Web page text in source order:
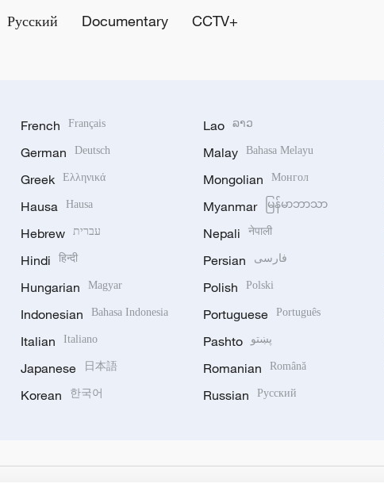
Русский Documentary CCTV+
French Français
German Deutsch
Greek Ελληνικά
Hausa Hausa
Hebrew עברית
Hindi हिन्दी
Hungarian Magyar
Indonesian Bahasa Indonesia
Italian Italiano
Japanese 日本語
Korean 한국어
Lao ລາວ
Malay Bahasa Melayu
Mongolian Монгол
Myanmar မြန်မာဘာသာ
Nepali नेपाली
Persian فارسی
Polish Polski
Portuguese Português
Pashto پښتو
Romanian Română
Russian Русский